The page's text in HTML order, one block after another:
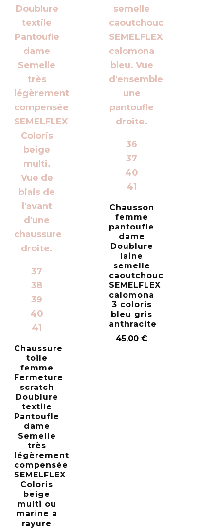
37
38
39
40
41
Chaussure
toile
femme
Fermeture
scratch
Doublure
textile
Pantoufle
dame
Semelle
très
légèrement
compensée
SEMELFLEX
Coloris
beige
multi ou
marine à
rayure
36
37
40
41
Chausson
femme
pantoufle
dame
Doublure
laine
semelle
caoutchouc
SEMELFLEX
calomona
3 coloris
bleu gris
anthracite
45,00€